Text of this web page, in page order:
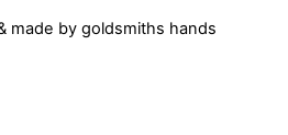
made by goldsmiths hands